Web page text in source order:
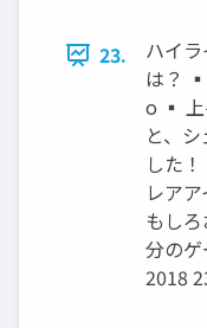
23.
ハイ
は？ ▪
o ▪ 上
と、
した
レア
もし
分の
2018